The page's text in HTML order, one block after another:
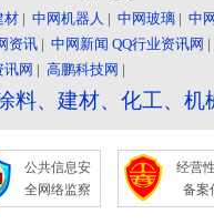
材 | 中网机器人 | 中网玻璃 | 中
资讯 | 中网新闻 QQ行业资讯网
讯网 | 高鹏科技网 |
料、建材、化工、
公共信息安
全网络监察
经营
备案